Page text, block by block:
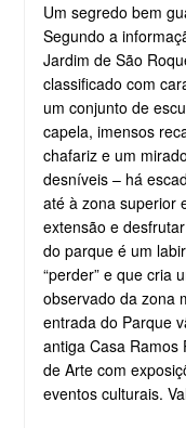
Um segredo bem
Segundo a
Jardim de São
classificado com
um conjunto de
capela, imensos
chafariz e um
desníveis – há
até à zona superior
extensão e
do parque é um
“perder” e que cria
observado da zona
entrada do Parque
antiga Casa Ramos
de Arte com
eventos culturais.